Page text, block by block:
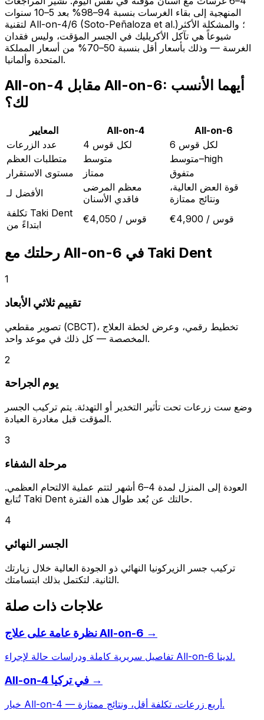
المنهجية إلى بقاء الغرسات بنسبة 94–98% بعد 5–10 سنوات
لتقنية All-on-4/6 (Soto-Peñaloza et al.)؛ والمشكلة الأكثر
شيوعاً هي تآكل الأكريليك في الجسر المؤقت، وليس فقدان
الغرسة — وذلك بأسعار أقل بنسبة 50–70% من أسعار المملكة
المتحدة وألمانيا.
All-on-4 مقابل All-on-6: أيهما الأنسب
لك؟
المعايير All-on-4
All-on-6
عدد الزرعات
4 لكل قوس
6 لكل قوس
متطلبات العظم
متوسط
متوسط–high
مستوى الاستقرار
ممتاز
متفوق
الأفضل لـ
معظم المرضى
فاقدي الأسنان
قوة العض العالية،
ونتائج ممتازة
تكلفة Taki Dent
ابتداءً من
€4,050 / قوس €4,900 / قوس
رحلتك مع All-on-6 في Taki Dent
1
تقييم ثلاثي الأبعاد
تصوير مقطعي (CBCT)، تخطيط رقمي، وعرض لخطة العلاج
المخصصة — كل ذلك في موعد واحد.
2
يوم الجراحة
وضع ست زرعات تحت تأثير التخدير أو التهدئة. يتم تركيب الجسر
المؤقت قبل مغادرة العيادة.
3
مرحلة الشفاء
العودة إلى المنزل لمدة 4–6 أشهر لتتم عملية الالتحام العظمي.
تُتابع Taki Dent حالتك عن بُعد طوال هذه الفترة.
4
الجسر النهائي
تركيب جسر الزيركونيا النهائي ذو الجودة العالية خلال زيارتك
الثانية. لتكتمل بذلك ابتسامتك.
علاجات ذات صلة
نظرة عامة على علاج All-on-6 →
تفاصيل سريرية كاملة ودراسات حالة لإجراء All-on-6 لدينا.
All-on-4 في تركيا →
خيار All-on-4 — أربع زرعات، تكلفة أقل، ونتائج ممتازة.